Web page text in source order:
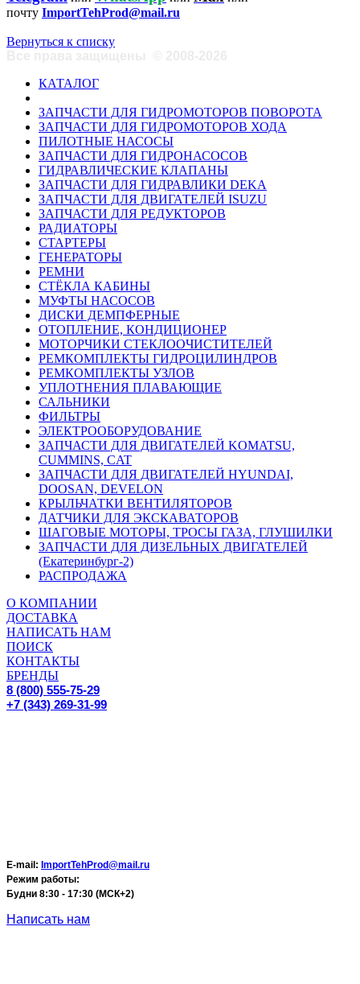
почту ImportTehProd@mail.ru
Вернуться к списку
КАТАЛОГ
ЗАПЧАСТИ ДЛЯ ГИДРОМОТОРОВ ПОВОРОТА
ЗАПЧАСТИ ДЛЯ ГИДРОМОТОРОВ ХОДА
ПИЛОТНЫЕ НАСОСЫ
ЗАПЧАСТИ ДЛЯ ГИДРОНАСОСОВ
ГИДРАВЛИЧЕСКИЕ КЛАПАНЫ
ЗАПЧАСТИ ДЛЯ ГИДРАВЛИКИ DEKA
ЗАПЧАСТИ ДЛЯ ДВИГАТЕЛЕЙ ISUZU
ЗАПЧАСТИ ДЛЯ РЕДУКТОРОВ
РАДИАТОРЫ
СТАРТЕРЫ
ГЕНЕРАТОРЫ
РЕМНИ
СТЁКЛА КАБИНЫ
МУФТЫ НАСОСОВ
ДИСКИ ДЕМПФЕРНЫЕ
ОТОПЛЕНИЕ, КОНДИЦИОНЕР
МОТОРЧИКИ СТЕКЛООЧИСТИТЕЛЕЙ
РЕМКОМПЛЕКТЫ ГИДРОЦИЛИНДРОВ
РЕМКОМПЛЕКТЫ УЗЛОВ
УПЛОТНЕНИЯ ПЛАВАЮЩИЕ
САЛЬНИКИ
ФИЛЬТРЫ
ЭЛЕКТРООБОРУДОВАНИЕ
ЗАПЧАСТИ ДЛЯ ДВИГАТЕЛЕЙ KOMATSU,
CUMMINS, CAT
ЗАПЧАСТИ ДЛЯ ДВИГАТЕЛЕЙ HYUNDAI,
DOOSAN, DEVELON
КРЫЛЬЧАТКИ ВЕНТИЛЯТОРОВ
ДАТЧИКИ ДЛЯ ЭКСКАВАТОРОВ
ШАГОВЫЕ МОТОРЫ, ТРОСЫ ГАЗА, ГЛУШИЛКИ
ЗАПЧАСТИ ДЛЯ ДИЗЕЛЬНЫХ ДВИГАТЕЛЕЙ
(Екатеринбург-2)
РАСПРОДАЖА
О КОМПАНИИ
ДОСТАВКА
НАПИСАТЬ НАМ
ПОИСК
КОНТАКТЫ
БРЕНДЫ
8 (800) 555-75-29
+7 (343) 269-31-99
E-mail: ImportTehProd@mail.ru
Режим работы:
Будни 8:30 - 17:30 (МСК+2)
Написать нам